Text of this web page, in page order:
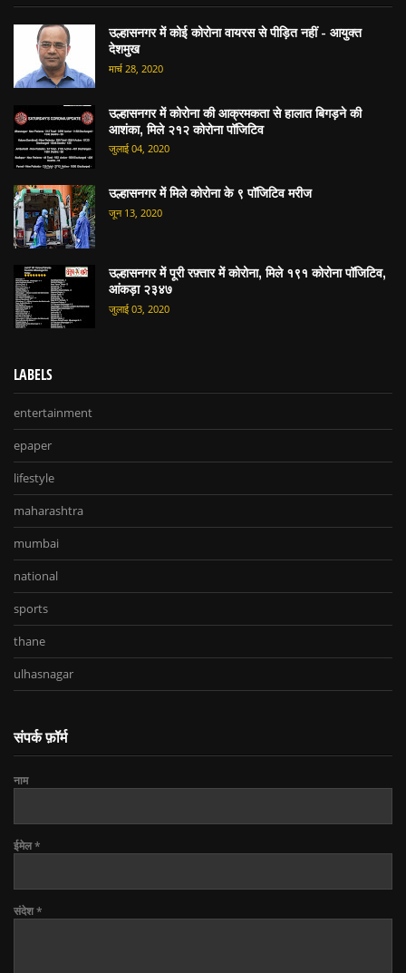
उल्हासनगर में कोई कोरोना वायरस से पीड़ित नहीं - आयुक्त
देशमुख
मार्च 28, 2020
उल्हासनगर में कोरोना की आक्रमकता से हालात बिगड़ने की
आशंका, मिले २१२ कोरोना पॉजिटिव
जुलाई 04, 2020
उल्हासनगर में मिले कोरोना के ९ पॉजिटिव मरीज
जून 13, 2020
उल्हासनगर में पूरी रफ़्तार में कोरोना, मिले १९१ कोरोना पॉजिटिव,
आंकड़ा २३४७
जुलाई 03, 2020
LABELS
entertainment
epaper
lifestyle
maharashtra
mumbai
national
sports
thane
ulhasnagar
संपर्क फ़ॉर्म
नाम
ईमेल*
संदेश*